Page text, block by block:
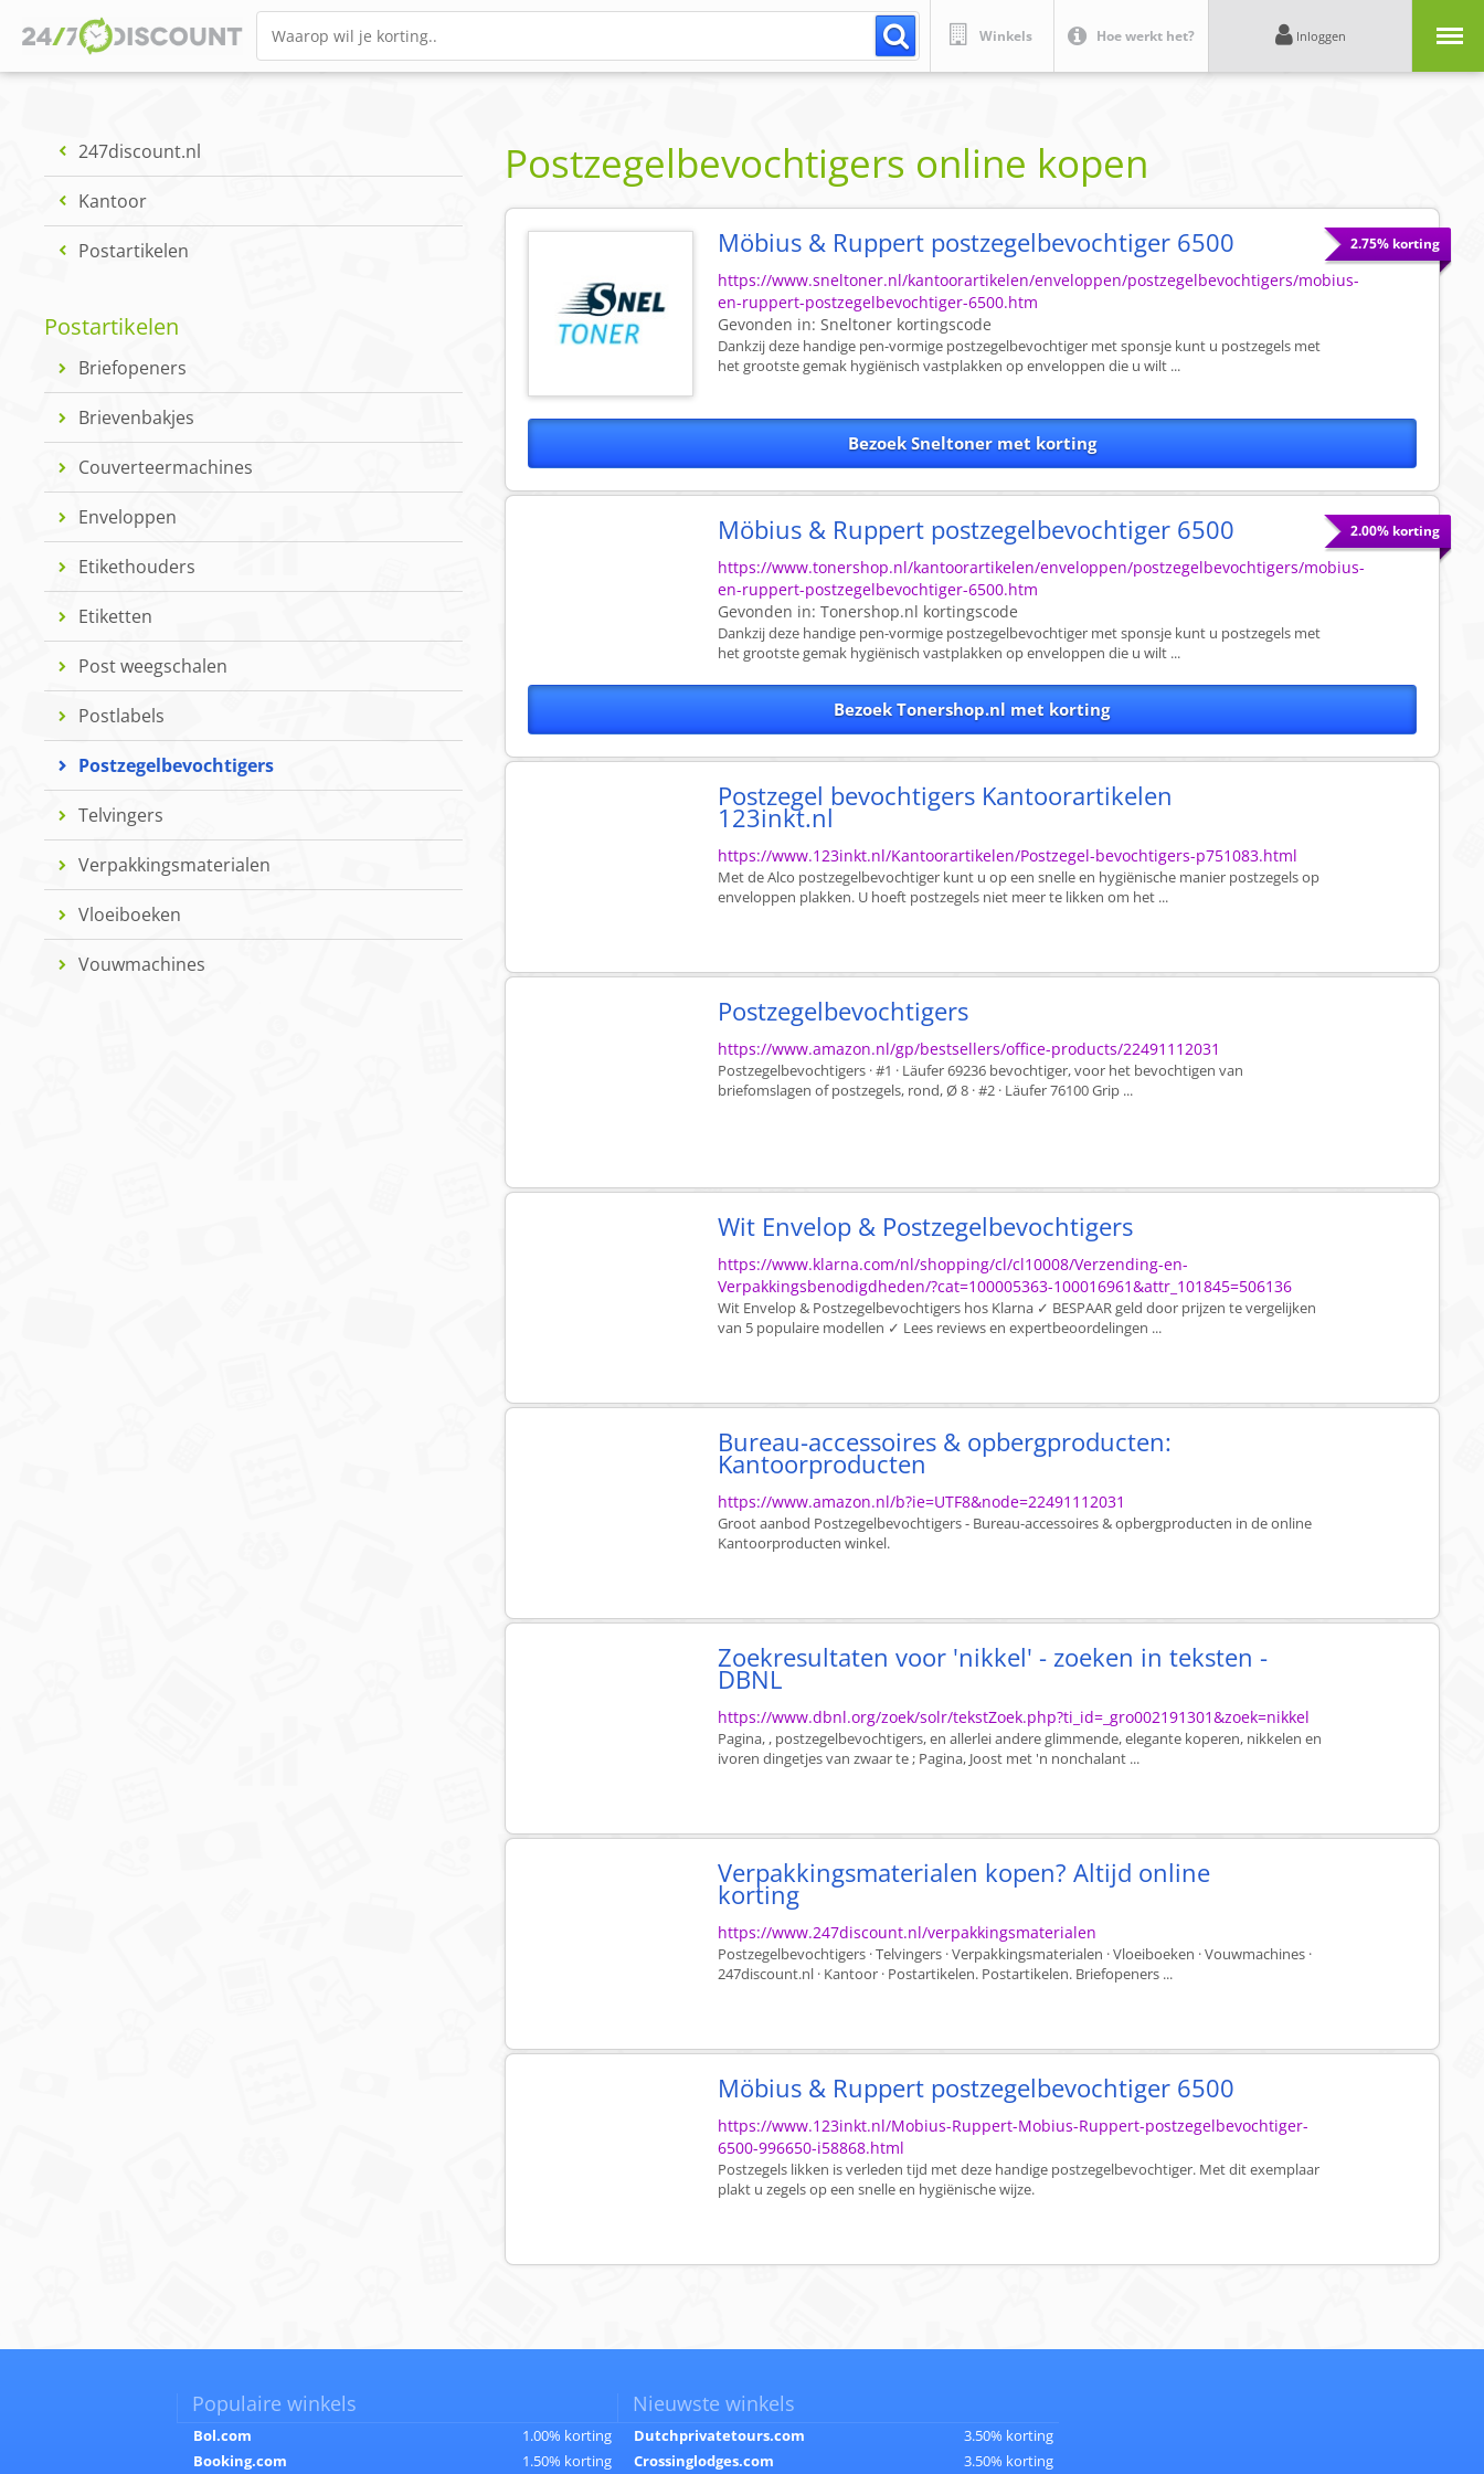
Winkels Hoe werkt het? Inloggen
247discount.nl
Kantoor
Postartikelen
Postartikelen
Briefopeners
Brievenbakjes
Couverteermachines
Enveloppen
Etikethouders
Etiketten
Post weegschalen
Postlabels
Postzegelbevochtigers
Telvingers
Verpakkingsmaterialen
Vloeiboeken
Vouwmachines
Postzegelbevochtigers online kopen
2.75% korting
Möbius & Ruppert postzegelbevochtiger 6500
https://www.sneltoner.nl/kantoorartikelen/enveloppen/postzegelbevochtigers/mobius-
en-ruppert-postzegelbevochtiger-6500.htm
Gevonden in:Sneltoner kortingscode
Dankzij deze handige pen-vormige postzegelbevochtiger met sponsje kunt u postzegels met
het grootste gemak hygiënisch vastplakken op enveloppen die u wilt ...
Bezoek Sneltoner met korting
2.00% korting
Möbius & Ruppert postzegelbevochtiger 6500
https://www.tonershop.nl/kantoorartikelen/enveloppen/postzegelbevochtigers/mobius-
en-ruppert-postzegelbevochtiger-6500.htm
Gevonden in:Tonershop.nl kortingscode
Dankzij deze handige pen-vormige postzegelbevochtiger met sponsje kunt u postzegels met
het grootste gemak hygiënisch vastplakken op enveloppen die u wilt ...
Bezoek Tonershop.nl met korting
Postzegel bevochtigers Kantoorartikelen
123inkt.nl
https://www.123inkt.nl/Kantoorartikelen/Postzegel-bevochtigers-p751083.html
Met de Alco postzegelbevochtiger kunt u op een snelle en hygiënische manier postzegels op
enveloppen plakken. U hoeft postzegels niet meer te likken om het ...
Postzegelbevochtigers
https://www.amazon.nl/gp/bestsellers/office-products/22491112031
Postzegelbevochtigers · #1 · Läufer 69236 bevochtiger, voor het bevochtigen van
briefomslagen of postzegels, rond, Ø 8 · #2 · Läufer 76100 Grip ...
Wit Envelop & Postzegelbevochtigers
https://www.klarna.com/nl/shopping/cl/cl10008/Verzending-en-
Verpakkingsbenodigdheden/?cat=100005363-100016961&attr_101845=506136
Wit Envelop & Postzegelbevochtigers hos Klarna ✓ BESPAAR geld door prijzen te vergelijken
van 5 populaire modellen ✓ Lees reviews en expertbeoordelingen ...
Bureau-accessoires & opbergproducten:
Kantoorproducten
https://www.amazon.nl/b?ie=UTF8&node=22491112031
Groot aanbod Postzegelbevochtigers - Bureau-accessoires & opbergproducten in de online
Kantoorproducten winkel.
Zoekresultaten voor 'nikkel' - zoeken in teksten -
DBNL
https://www.dbnl.org/zoek/solr/tekstZoek.php?ti_id=_gro002191301&zoek=nikkel
Pagina, , postzegelbevochtigers, en allerlei andere glimmende, elegante koperen, nikkelen en
ivoren dingetjes van zwaar te ; Pagina, Joost met 'n nonchalant ...
Verpakkingsmaterialen kopen? Altijd online
korting
https://www.247discount.nl/verpakkingsmaterialen
Postzegelbevochtigers · Telvingers · Verpakkingsmaterialen · Vloeiboeken · Vouwmachines ·
247discount.nl · Kantoor · Postartikelen. Postartikelen. Briefopeners ...
Möbius & Ruppert postzegelbevochtiger 6500
https://www.123inkt.nl/Mobius-Ruppert-Mobius-Ruppert-postzegelbevochtiger-
6500-996650-i58868.html
Postzegels likken is verleden tijd met deze handige postzegelbevochtiger. Met dit exemplaar
plakt u zegels op een snelle en hygiënische wijze.
Populaire winkels
Bol.com
1.00% korting
Booking.com
1.50% korting
Nieuwste winkels
Dutchprivatetours.com
3.50% korting
Crossinglodges.com
3.50% korting